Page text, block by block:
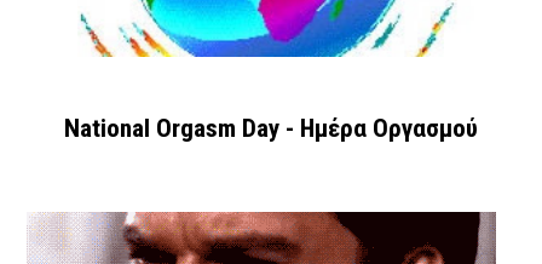
National Orgasm Day - Ημέρα Oργασμού